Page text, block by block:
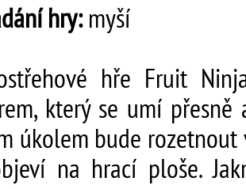
hry:myší
hře Fruit
který se umí
úkolem bude
na hrací ploše.